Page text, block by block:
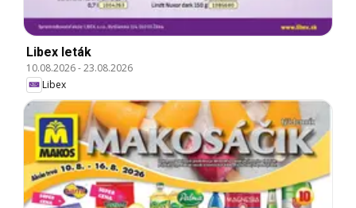
Libex leták
10.08.2026-23.08.2026
Libex